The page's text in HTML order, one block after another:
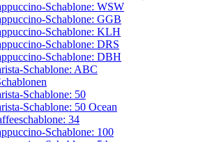
Schablone: WSW
Schablone: GGB
Schablone: KLH
Schablone: DRS
Schablone: DBH
Schablone: ABC
Schablone: 50
Schablone: 50 Ocean
34
Schablone: 100